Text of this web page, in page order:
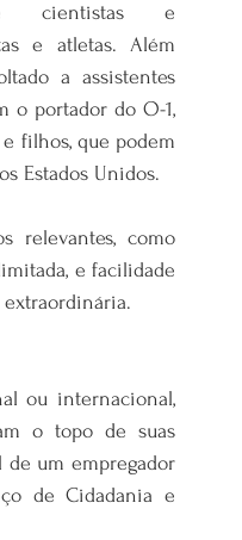
cientistas e
e atletas. Além
a assistentes
o portador do O-1,
filhos, que podem
Estados Unidos.
relevantes, como
e facilidade
ou internacional,
o topo de suas
de um empregador
de Cidadania e